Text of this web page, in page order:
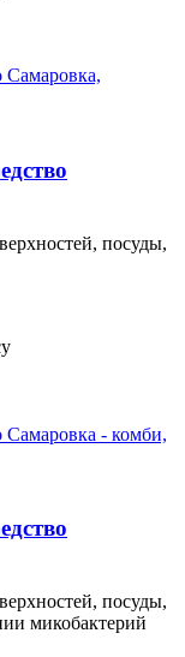
посуды,
посуды,
микобактерий